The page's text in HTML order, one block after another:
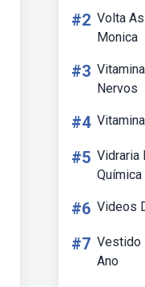
#2 Volta
Monica
#3
Nervos
#4
#5 Vidraria
Química
#6 Videos
#7 Vestido
Ano